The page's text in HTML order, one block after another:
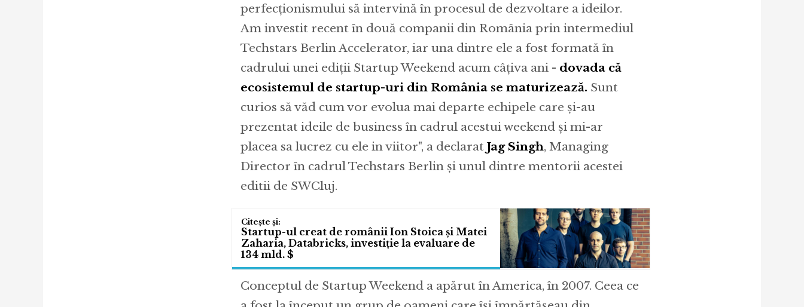
perfecționismului să intervină în procesul de dezvoltare a ideilor.
Am investit recent în două companii din România prin intermediul
Techstars Berlin Accelerator, iar una dintre ele a fost formată în
cadrului unei ediții Startup Weekend acum câțiva ani - dovada că
ecosistemul de startup-uri din România se maturizează. Sunt
curios să văd cum vor evolua mai departe echipele care și-au
prezentat ideile de business în cadrul acestui weekend și mi-ar
placea sa lucrez cu ele in viitor", a declarat Jag Singh, Managing
Director în cadrul Techstars Berlin și unul dintre mentorii acestei
editii de SWCluj.
Startup-ul creat de românii Ion Stoica și Matei
Zaharia, Databricks, investiție la evaluare de
134 mld. $
Conceptul de Startup Weekend a apărut în America, în 2007. Ceea ce